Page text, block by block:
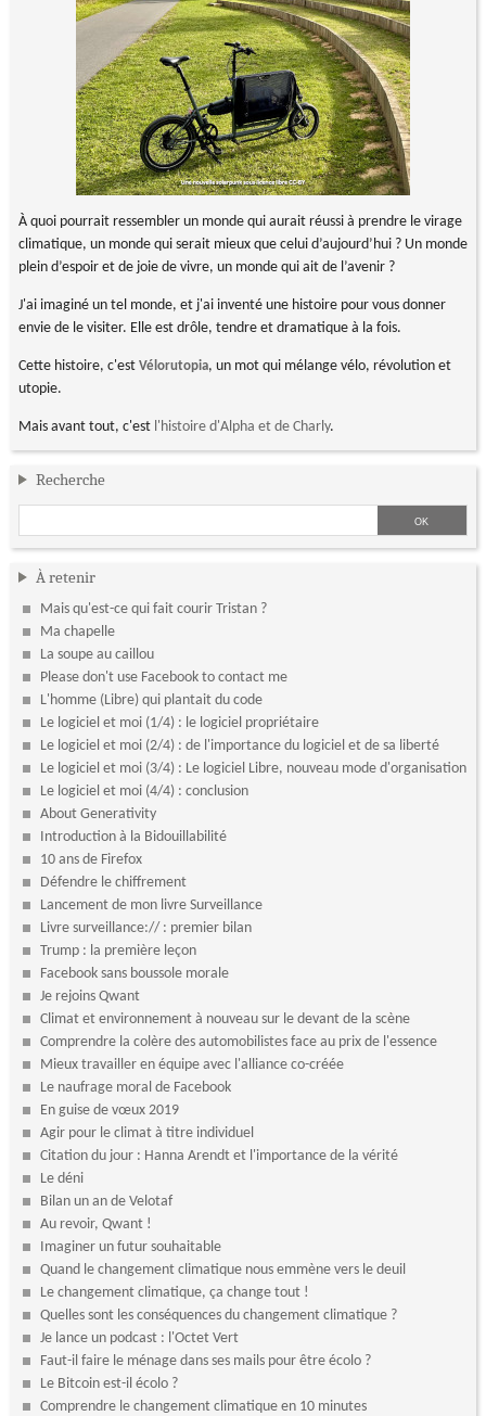
À quoi pourrait ressembler un monde qui aurait réussi à prendre le virage
climatique, un monde qui serait mieux que celui d’aujourd’hui ? Un monde
plein d’espoir et de joie de vivre, un monde qui ait de l’avenir ?
J'ai imaginé un tel monde, et j'ai inventé une histoire pour vous donner
envie de le visiter. Elle est drôle, tendre et dramatique à la fois.
Cette histoire, c'est Vélorutopia, un mot qui mélange vélo, révolution et
utopie.
Mais avant tout, c'est l'histoire d'Alpha et de Charly.
Recherche
À retenir
Mais qu'est-ce qui fait courir Tristan ?
Ma chapelle
La soupe au caillou
Please don't use Facebook to contact me
L'homme (Libre) qui plantait du code
Le logiciel et moi (1/4) : le logiciel propriétaire
Le logiciel et moi (2/4) : de l'importance du logiciel et de sa liberté
Le logiciel et moi (3/4) : Le logiciel Libre, nouveau mode d'organisation
Le logiciel et moi (4/4) : conclusion
About Generativity
Introduction à la Bidouillabilité
10 ans de Firefox
Défendre le chiffrement
Lancement de mon livre Surveillance
Livre surveillance:// : premier bilan
Trump : la première leçon
Facebook sans boussole morale
Je rejoins Qwant
Climat et environnement à nouveau sur le devant de la scène
Comprendre la colère des automobilistes face au prix de l'essence
Mieux travailler en équipe avec l'alliance co-créée
Le naufrage moral de Facebook
En guise de vœux 2019
Agir pour le climat à titre individuel
Citation du jour : Hanna Arendt et l'importance de la vérité
Le déni
Bilan un an de Velotaf
Au revoir, Qwant !
Imaginer un futur souhaitable
Quand le changement climatique nous emmène vers le deuil
Le changement climatique, ça change tout !
Quelles sont les conséquences du changement climatique ?
Je lance un podcast : l'Octet Vert
Faut-il faire le ménage dans ses mails pour être écolo ?
Le Bitcoin est-il écolo ?
Comprendre le changement climatique en 10 minutes